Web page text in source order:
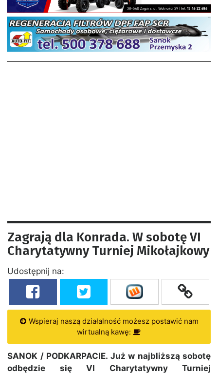
Zagrają dla Konrada. W sobotę VI
Charytatywny Turniej Mikołajkowy
Udostępnij na:
Wspieraj naszą działalność możesz postawić nam
wirtualną kawę:
SANOK / PODKARPACIE. Już w najbliższą sobotę
odbędzie się VI Charytatywny Turniej